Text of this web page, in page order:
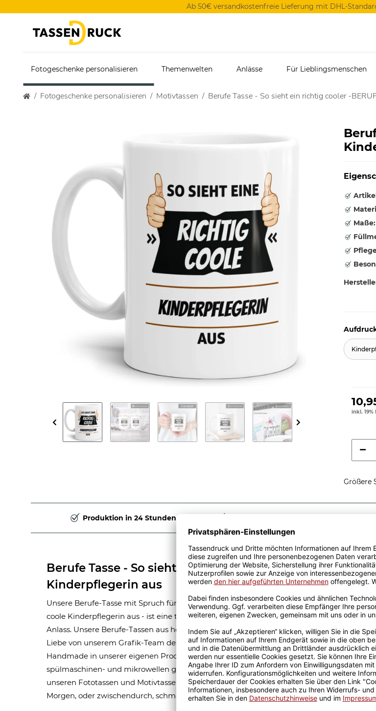
Ab 50€ versandkostenfreie Lieferung mit DHL-
Fotogeschenke personalisieren Themenwelten Anlässe Für Lieblingsmenschen
Fotogeschenke personalisieren Motivtassen Berufe Tasse - So sieht ein richtig cooler -
Maße:
inkl. 19%
Größere
Produktion in 24 Stunden
Berufe Tasse - So sieht eine richtig coole
Kinderpflegerin aus
Unsere Berufe-Tasse mit Spruch für Frauen-Berufe - So sieht eine richtig
coole Kinderpflegerin aus - ist eine tolle Geschenkidee, egal zu welchem
Anlass. Unsere Berufe-Tassen aus hochwertiger Keramik wurden mit viel
Liebe von unserem Grafik-Team designt. Mit viel Erfahrung werden sie
Handmade in unserer eigenen Produktion bedruckt. Die Kaffeebecher sind
spülmaschinen- und mikrowellen geeignet. Somit ist eine lange Freude an
unseren Fototassen und Motivtassen garantiert und der Kaffee am
Morgen, oder zwischendurch, schmeckt gleich nochmal so gut.
Tasse